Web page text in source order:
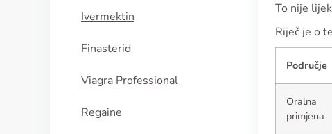
Ivermektin
Finasterid
Viagra Professional
Regaine
To nije
Riječ je o
Područje
Oralna
primjena